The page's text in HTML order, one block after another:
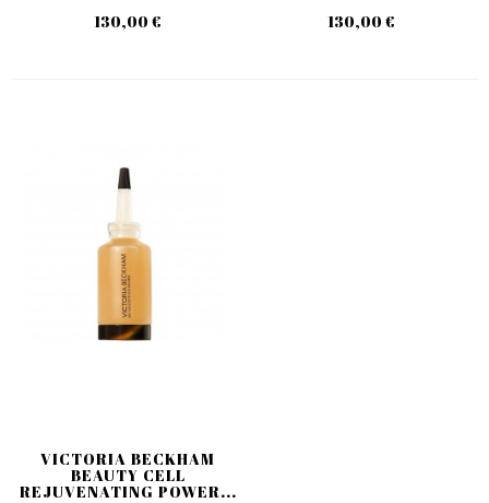
130,00 € 130,00 €
VICTORIA BECKHAM
BEAUTY CELL
REJUVENATING POWER...